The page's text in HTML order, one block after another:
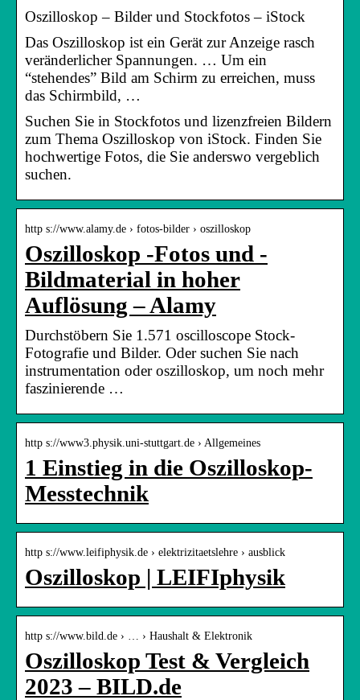
Oszilloskop – Bilder und Stockfotos – iStock
Das Oszilloskop ist ein Gerät zur Anzeige rasch
veränderlicher Spannungen. … Um ein
“stehendes” Bild am Schirm zu erreichen, muss
das Schirmbild, …
Suchen Sie in Stockfotos und lizenzfreien Bildern
zum Thema Oszilloskop von iStock. Finden Sie
hochwertige Fotos, die Sie anderswo vergeblich
suchen.
http s://www.alamy.de › fotos-bilder › oszilloskop
Oszilloskop -Fotos und -
Bildmaterial in hoher
Auflösung – Alamy
Durchstöbern Sie 1.571 oscilloscope Stock-
Fotografie und Bilder. Oder suchen Sie nach
instrumentation oder oszilloskop, um noch mehr
faszinierende …
http s://www3.physik.uni-stuttgart.de › Allgemeines
1 Einstieg in die Oszilloskop-
Messtechnik
http s://www.leifiphysik.de › elektrizitaetslehre › ausblick
Oszilloskop | LEIFIphysik
http s://www.bild.de › … › Haushalt & Elektronik
Oszilloskop Test & Vergleich
2023 – BILD.de